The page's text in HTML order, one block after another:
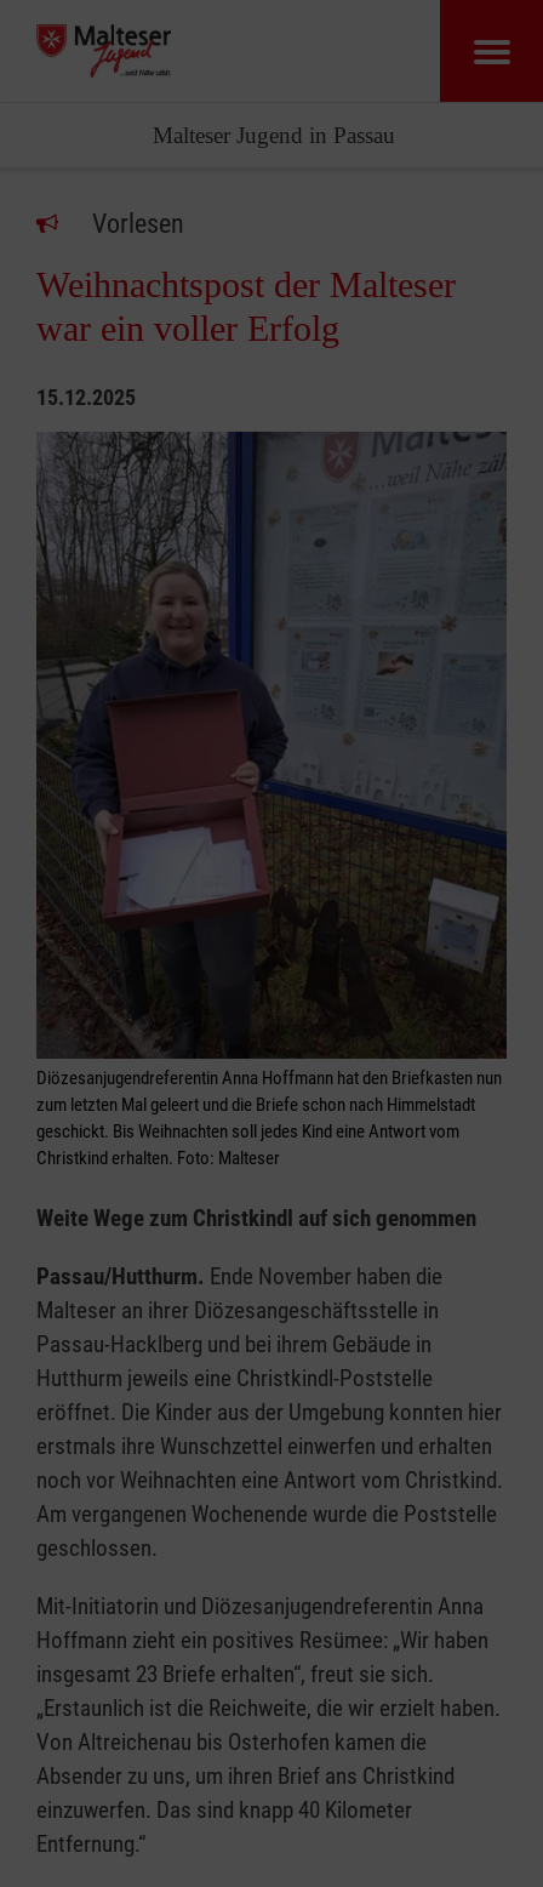
Malteser Jugend in Passau
Vorlesen
Weihnachtspost der Malteser
war ein voller Erfolg
15.12.2025
Diözesanjugendreferentin Anna Hoffmann hat den Briefkasten nun
zum letzten Mal geleert und die Briefe schon nach Himmelstadt
geschickt. Bis Weihnachten soll jedes Kind eine Antwort vom
Christkind erhalten. Foto: Malteser
Weite Wege zum Christkindl auf sich genommen
Passau/Hutthurm. Ende November haben die
Malteser an ihrer Diözesangeschäftsstelle in
Passau-Hacklberg und bei ihrem Gebäude in
Hutthurm jeweils eine Christkindl-Poststelle
eröffnet. Die Kinder aus der Umgebung konnten hier
erstmals ihre Wunschzettel einwerfen und erhalten
noch vor Weihnachten eine Antwort vom Christkind.
Am vergangenen Wochenende wurde die Poststelle
geschlossen.
Mit-Initiatorin und Diözesanjugendreferentin Anna
Hoffmann zieht ein positives Resümee: „Wir haben
insgesamt 23 Briefe erhalten“, freut sie sich.
„Erstaunlich ist die Reichweite, die wir erzielt haben.
Von Altreichenau bis Osterhofen kamen die
Absender zu uns, um ihren Brief ans Christkind
einzuwerfen. Das sind knapp 40 Kilometer
Entfernung.“